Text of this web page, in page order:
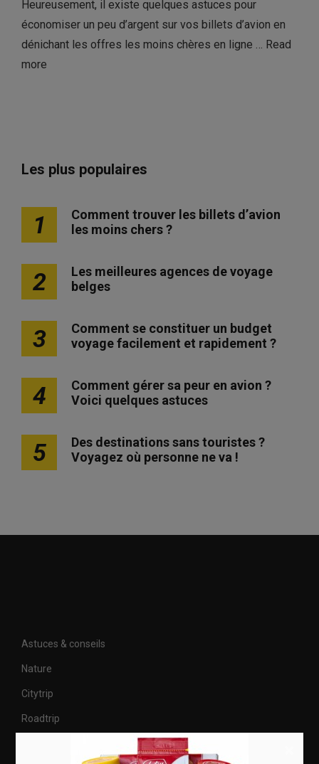
Heureusement, il existe quelques astuces pour
économiser un peu d’argent sur vos billets d’avion en
dénichant les offres les moins chères en ligne … Read
more
Les plus populaires
1
Comment trouver les billets d’avion
les moins chers ?
2
Les meilleures agences de voyage
belges
3
Comment se constituer un budget
voyage facilement et rapidement ?
4
Comment gérer sa peur en avion ?
Voici quelques astuces
5
Des destinations sans touristes ?
Voyagez où personne ne va !
Astuces & conseils
Nature
Citytrip
Roadtrip